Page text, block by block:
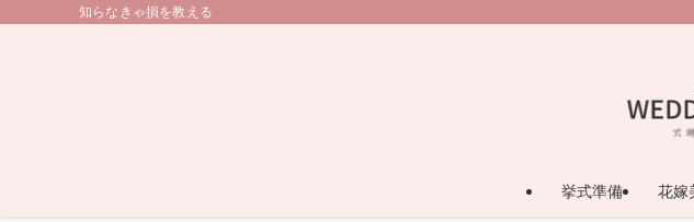
知らなきゃ損を教える
挙式準備 花嫁